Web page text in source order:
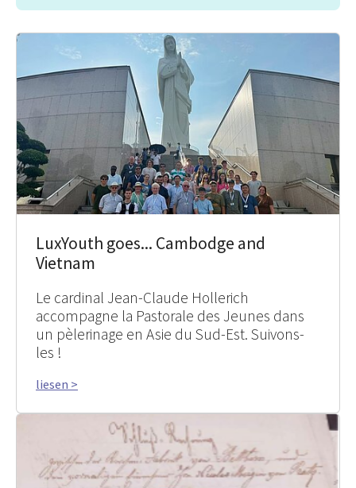
LuxYouth goes... Cambodge and
Vietnam
Le cardinal Jean-Claude Hollerich
accompagne la Pastorale des Jeunes dans
un pèlerinage en Asie du Sud-Est. Suivons-
les !
liesen >